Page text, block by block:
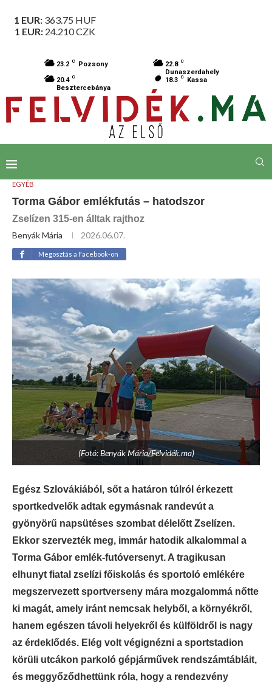
1 EUR: 363.75 HUF
1 EUR: 24.210CZK
23.2 C Pozsony 22.8 C
Dunaszerdahely
20.4 C
Besztercebánya
18.3 C Kassa
EGYÉB
Torma Gábor emlékfutás – hatodszor
Zselízen 315-en álltak rajthoz
Benyák Mária
2026.06.07.
Megosztás a Facebook-on
(Fotó: Benyák Mária/Felvidék.ma)
Egész Szlovákiából, sőt a határon túlról érkezett
sportkedvelők adtak egymásnak randevút a
gyönyörű napsütéses szombat délelőtt Zselízen.
Ekkor szervezték meg, immár hatodik alkalommal a
Torma Gábor emlék-futóversenyt. A tragikusan
elhunyt fiatal zselízi főiskolás és sportoló emlékére
megszervezett sportverseny mára mozgalommá nőtte
ki magát, amely iránt nemcsak helyből, a környékről,
hanem egészen távoli helyekről és külföldről is nagy
az érdeklődés. Elég volt végignézni a sportstadion
körüli utcákon parkoló gépjárművek rendszámtábláit,
és meggyőződhettünk róla, hogy a rendezvény